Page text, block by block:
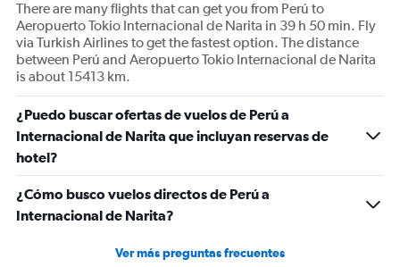
axis
displaying
values.
Range:
0
to
9000.
There are many flights that can get you from Perú to
Aeropuerto Tokio Internacional de Narita in 39 h 50 min. Fly
via Turkish Airlines to get the fastest option. The distance
between Perú and Aeropuerto Tokio Internacional de Narita
is about 15413 km.
¿Puedo buscar ofertas de vuelos de Perú a
Internacional de Narita que incluyan reservas de
hotel?
¿Cómo busco vuelos directos de Perú a
Internacional de Narita?
Ver más preguntas frecuentes